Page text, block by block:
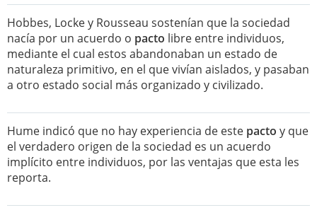
Hobbes, Locke y Rousseau sostenían que la sociedad
nacía por un acuerdo o pacto libre entre individuos,
mediante el cual estos abandonaban un estado de
naturaleza primitivo, en el que vivían aislados, y pasaban
a otro estado social más organizado y civilizado.
Hume indicó que no hay experiencia de este pacto y que
el verdadero origen de la sociedad es un acuerdo
implícito entre individuos, por las ventajas que esta les
reporta.